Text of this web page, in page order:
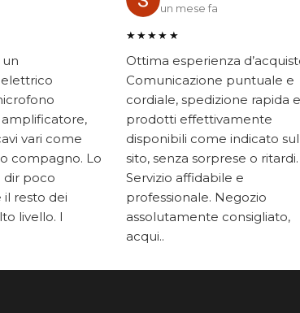
vari come
compagno. Lo
dir poco
il resto dei
livello. I
un mese fa
★★★★★
Ottima esperienza
Comunicazione puntuale e
cordiale, spedizione rapida e
prodotti effettivamente
disponibili come indicato sul
sito, senza sorprese o ritardi.
Servizio affidabile e
professionale. Negozio
assolutamente consigliato,
acqui..